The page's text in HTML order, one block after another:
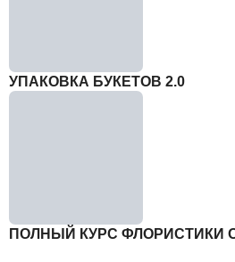
УПАКОВКА БУКЕТОВ 2.0
ПОЛНЫЙ КУРС ФЛОРИСТИКИ